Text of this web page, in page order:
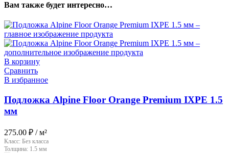
Вам также будет интересно…
В корзину
Сравнить
В избранное
Подложка Alpine Floor Orange Premium IXPE 1.5
мм
275.00 ₽ / м²
Класс: Без класса
Толщина: 1.5 мм